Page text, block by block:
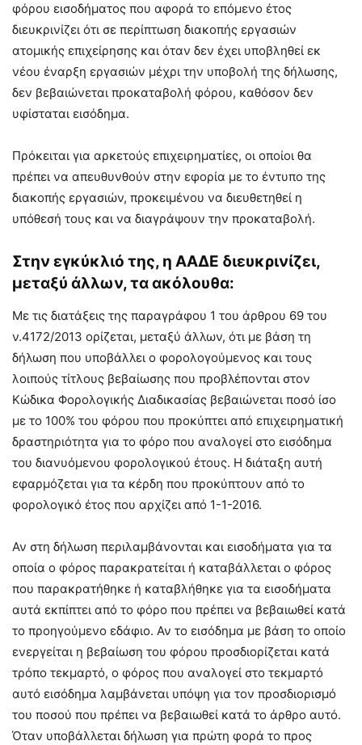
φόρου εισοδήματος που αφορά το επόμενο έτος
διευκρινίζει ότι σε περίπτωση διακοπής εργασιών
ατομικής επιχείρησης και όταν δεν έχει υποβληθεί εκ
νέου έναρξη εργασιών μέχρι την υποβολή της δήλωσης,
δεν βεβαιώνεται προκαταβολή φόρου, καθόσον δεν
υφίσταται εισόδημα.
Πρόκειται για αρκετούς επιχειρηματίες, οι οποίοι θα
πρέπει να απευθυνθούν στην εφορία με το έντυπο της
διακοπής εργασιών, προκειμένου να διευθετηθεί η
υπόθεσή τους και να διαγράψουν την προκαταβολή.
Στην εγκύκλιό της, η ΑΑΔΕ διευκρινίζει,
μεταξύ άλλων, τα ακόλουθα:
Με τις διατάξεις της παραγράφου 1 του άρθρου 69 του
ν.4172/2013 ορίζεται, μεταξύ άλλων, ότι με βάση τη
δήλωση που υποβάλλει ο φορολογούμενος και τους
λοιπούς τίτλους βεβαίωσης που προβλέπονται στον
Κώδικα Φορολογικής Διαδικασίας βεβαιώνεται ποσό ίσο
με το 100% του φόρου που προκύπτει από επιχειρηματική
δραστηριότητα για το φόρο που αναλογεί στο εισόδημα
του διανυόμενου φορολογικού έτους. Η διάταξη αυτή
εφαρμόζεται για τα κέρδη που προκύπτουν από το
φορολογικό έτος που αρχίζει από 1-1-2016.
Αν στη δήλωση περιλαμβάνονται και εισοδήματα για τα
οποία ο φόρος παρακρατείται ή καταβάλλεται ο φόρος
που παρακρατήθηκε ή καταβλήθηκε για τα εισοδήματα
αυτά εκπίπτει από το φόρο που πρέπει να βεβαιωθεί κατά
το προηγούμενο εδάφιο. Αν το εισόδημα με βάση το οποίο
ενεργείται η βεβαίωση του φόρου προσδιορίζεται κατά
τρόπο τεκμαρτό, ο φόρος που αναλογεί στο τεκμαρτό
αυτό εισόδημα λαμβάνεται υπόψη για τον προσδιορισμό
του ποσού που πρέπει να βεβαιωθεί κατά το άρθρο αυτό.
Όταν υποβάλλεται δήλωση για πρώτη φορά το προς